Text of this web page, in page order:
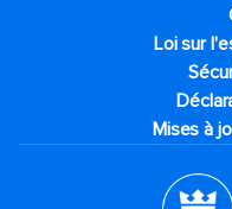
Loi sur
Mises à